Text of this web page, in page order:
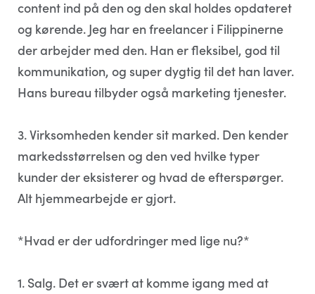
content ind på den og den skal holdes opdateret
og kørende. Jeg har en freelancer i Filippinerne
der arbejder med den. Han er fleksibel, god til
kommunikation, og super dygtig til det han laver.
Hans bureau tilbyder også marketing tjenester.
3. Virksomheden kender sit marked. Den kender
markedsstørrelsen og den ved hvilke typer
kunder der eksisterer og hvad de efterspørger.
Alt hjemmearbejde er gjort.
*Hvad er der udfordringer med lige nu?*
1. Salg. Det er svært at komme igang med at